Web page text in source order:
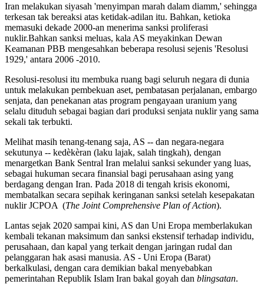
Iran melakukan siyasah 'menyimpan marah dalam diamm,' sehingga
terkesan tak bereaksi atas ketidak-adilan itu. Bahkan, ketioka
memasuki dekade 2000-an menerima sanksi proliferasi
nuklir.Bahkan sanksi meluas, kala AS meyakinkan Dewan
Keamanan PBB mengesahkan beberapa resolusi sejenis 'Resolusi
1929,' antara 2006 -2010.
Resolusi-resolusi itu membuka ruang bagi seluruh negara di dunia
untuk melakukan pembekuan aset, pembatasan perjalanan, embargo
senjata, dan penekanan atas program pengayaan uranium yang
selalu dituduh sebagai bagian dari produksi senjata nuklir yang sama
sekali tak terbukti.
Melihat masih tenang-tenang saja, AS -- dan negara-negara
sekutunya -- kedèkèran (laku lajak, salah tingkah), dengan
menargetkan Bank Sentral Iran melalui sanksi sekunder yang luas,
sebagai hukuman secara finansial bagi perusahaan asing yang
berdagang dengan Iran. Pada 2018 di tengah krisis ekonomi,
membatalkan secara sepihak keringanan sanksi setelah kesepakatan
nuklir JCPOA (The Joint Comprehensive Plan of Action).
Lantas sejak 2020 sampai kini, AS dan Uni Eropa memberlakukan
kembali tekanan maksimum dan sanksi ekstensif terhadap individu,
perusahaan, dan kapal yang terkait dengan jaringan rudal dan
pelanggaran hak asasi manusia. AS - Uni Eropa (Barat)
berkalkulasi, dengan cara demikian bakal menyebabkan
pemerintahan Republik Islam Iran bakal goyah dan blingsatan.